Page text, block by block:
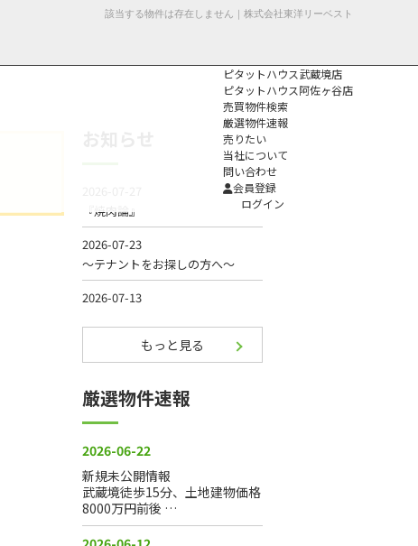
該当する物件は存在しません｜株式会社東洋リーベスト
ピタットハウス武蔵境店
ピタットハウス阿佐ヶ谷店
売買物件検索
厳選物件速報
売りたい
当社について
問い合わせ
会員登録
ログイン
もっと見る
厳選物件速報